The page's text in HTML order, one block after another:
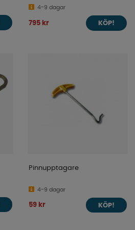
4-9 dagar
795 kr KÖP!
Pinnupptagare
4-9 dagar
59 kr KÖP!